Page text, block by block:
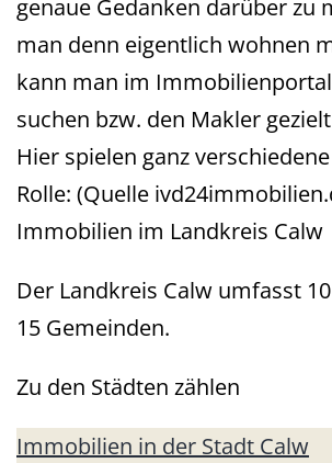
genaue Gedanken darüber zu
man denn eigentlich wohnen
kann man im
suchen bzw. den Makler
Hier spielen ganz
Rolle: (Quelle
Immobilien im Landkreis Calw
Der Landkreis Calw umfasst
15 Gemeinden.
Zu den Städten zählen
Immobilien in der Stadt Calw